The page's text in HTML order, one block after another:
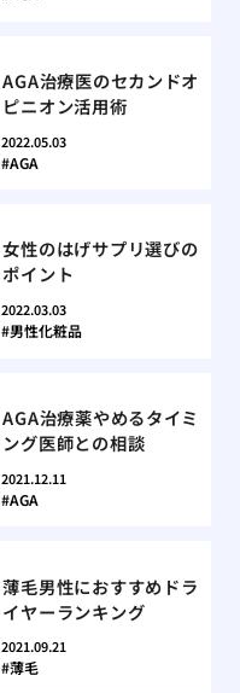
AGA治療医のセカンドオ
ピニオン活用術
2022.05.03
AGA
女性のはげサプリ選びの
ポイント
2022.03.03
男性化粧品
AGA治療薬やめるタイミ
ング医師との相談
2021.12.11
AGA
薄毛男性におすすめドラ
イヤーランキング
2021.09.21
薄毛